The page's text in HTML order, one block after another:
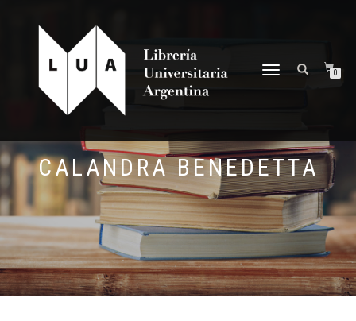
NAVEGACIÓN
0
CALANDRA BENEDETTA